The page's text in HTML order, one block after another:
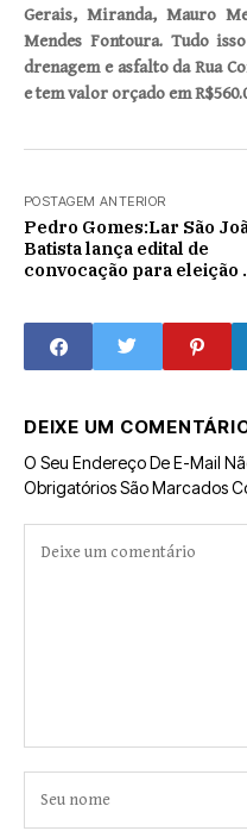
Gerais, Miranda, Mauro
Mendes Fontoura. Tudo
drenagem e asfalto da Rua
e tem valor orçado em
POSTAGEM ANTERIOR
Pedro Gomes:Lar São
Batista lança edital de
convocação para eleição de
DEIXE UM
O Seu Endereço De E-Mail
Obrigatórios São Marcados